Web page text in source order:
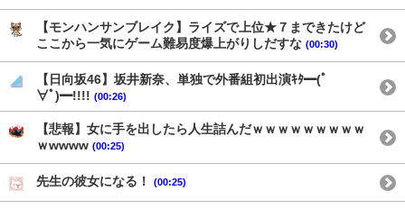
【モンハンサンブレイク】ライズで上位★７まできたけど
ここから一気にゲーム難易度爆上がりしだすな (00:30)
【日向坂46】坂井新奈、単独で外番組初出演ｷﾀ━(ﾟ
∀ﾟ)━!!!! (00:26)
【悲報】女に手を出したら人生詰んだｗｗｗｗｗｗｗｗｗ
ｗwwww (00:25)
先生の彼女になる！ (00:25)